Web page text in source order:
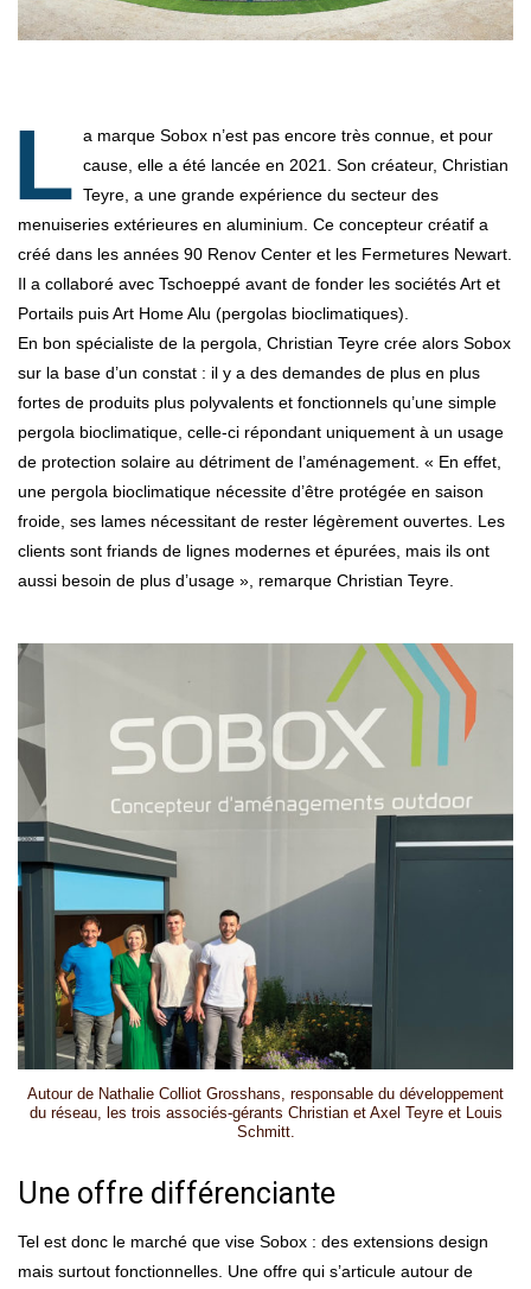
L a marque Sobox n’est pas encore très connue, et pour
cause, elle a été lancée en 2021. Son créateur, Christian
Teyre, a une grande expérience du secteur des
menuiseries extérieures en aluminium. Ce concepteur créatif a
créé dans les années 90 Renov Center et les Fermetures Newart.
Il a collaboré avec Tschoeppé avant de fonder les sociétés Art et
Portails puis Art Home Alu (pergolas bioclimatiques).
En bon spécialiste de la pergola, Christian Teyre crée alors Sobox
sur la base d’un constat : il y a des demandes de plus en plus
fortes de produits plus polyvalents et fonctionnels qu’une simple
pergola bioclimatique, celle-ci répondant uniquement à un usage
de protection solaire au détriment de l’aménagement. « En effet,
une pergola bioclimatique nécessite d’être protégée en saison
froide, ses lames nécessitant de rester légèrement ouvertes. Les
clients sont friands de lignes modernes et épurées, mais ils ont
aussi besoin de plus d’usage », remarque Christian Teyre.
Autour de Nathalie Colliot Grosshans, responsable du développement
du réseau, les trois associés-gérants Christian et Axel Teyre et Louis
Schmitt.
Une offre différenciante
Tel est donc le marché que vise Sobox : des extensions design
mais surtout fonctionnelles. Une offre qui s’articule autour de